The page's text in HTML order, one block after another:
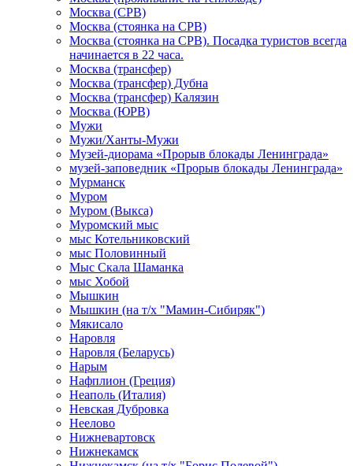
Москва (СРВ)
Москва (стоянка на СРВ)
Москва (стоянка на СРВ). Посадка туристов всегда
начинается в 22 часа.
Москва (трансфер)
Москва (трансфер) Дубна
Москва (трансфер) Калязин
Москва (ЮРВ)
Мужи
Мужи/Ханты-Мужи
Музей-диорама «Прорыв блокады Ленинграда»
музей-заповедник «Прорыв блокады Ленинграда»
Мурманск
Муром
Муром (Выкса)
Муромский мыс
мыс Котельниковский
мыс Половинный
Мыс Скала Шаманка
мыс Хобой
Мышкин
Мышкин (на т/х "Мамин-Сибиряк")
Мякисало
Наровля
Наровля (Беларусь)
Нарым
Нафплион (Греция)
Неаполь (Италия)
Невская Дубровка
Неелово
Нижневартовск
Нижнекамск